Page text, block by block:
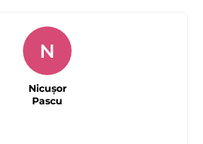
N
Nicușor
Pascu